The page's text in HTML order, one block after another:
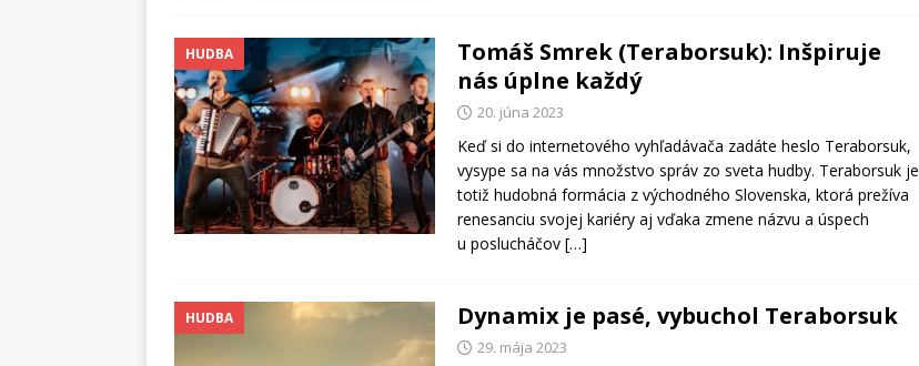
HUDBA
Tomáš Smrek (Teraborsuk): Inšpiruje
nás úplne každý
20. júna 2023
Keď si do internetového vyhľadávača zadáte heslo Teraborsuk,
vysype sa na vás množstvo správ zo sveta hudby. Teraborsuk je
totiž hudobná formácia z východného Slovenska, ktorá prežíva
renesanciu svojej kariéry aj vďaka zmene názvu a úspech
u poslucháčov […]
HUDBA Dynamix je pasé, vybuchol Teraborsuk
29. mája 2023